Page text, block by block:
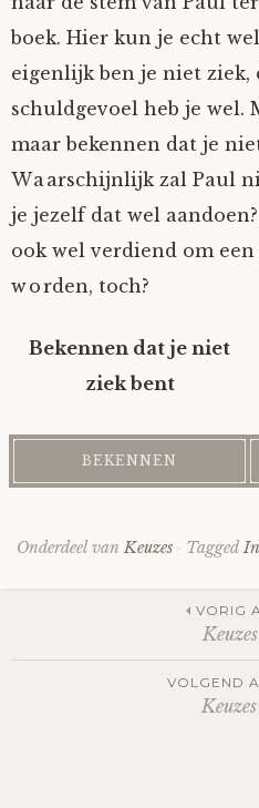
Björn
Clarity
Diderod
Faith
Fioontje
Gralin
boek. Hier kun je echt
eigenlijk ben je niet ziek,
schuldgevoel heb je wel.
maar bekennen dat je
Waarschijnlijk zal Paul
je jezelf dat wel
ook wel verdiend om
worden, toch?
Bekennen dat je niet
ziek bent
Onderdeel van Keuzes Tagged
navigation
VORIG
VOLGEND